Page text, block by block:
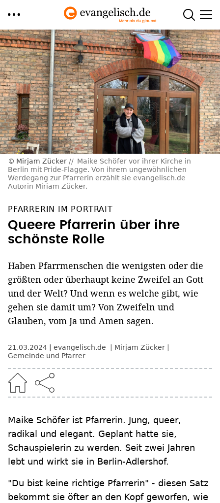
Direkt
zum
Inhalt
Mirjam Zücker
Maike Schöfer vor ihrer Kirche in
Berlin mit Pride-Flagge. Von ihrem ungewöhnlichen
Werdegang zur Pfarrerin erzählt sie evangelisch.de
Autorin Miriam Zücker.
PFARRERIN IM PORTRAIT
Queere Pfarrerin über ihre
schönste Rolle
Haben Pfarrmenschen die wenigsten oder die
größten oder überhaupt keine Zweifel an Gott
und der Welt? Und wenn es welche gibt, wie
gehen sie damit um? Von Zweifeln und
Glauben, vom Ja und Amen sagen.
21.03.2024 evangelisch.de
Mirjam Zücker
Gemeinde und Pfarrer
Maike Schöfer ist Pfarrerin. Jung, queer,
radikal und elegant. Geplant hatte sie,
Schauspielerin zu werden. Seit zwei Jahren
lebt und wirkt sie in Berlin-Adlershof.
"Du bist keine richtige Pfarrerin" - diesen Satz
bekommt sie öfter an den Kopf geworfen, wie